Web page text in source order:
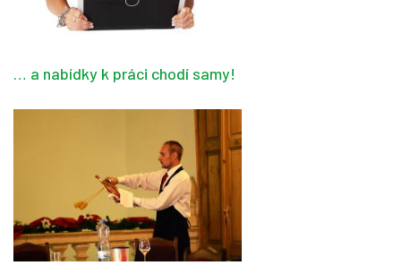
… a nabídky k práci chodí samy!